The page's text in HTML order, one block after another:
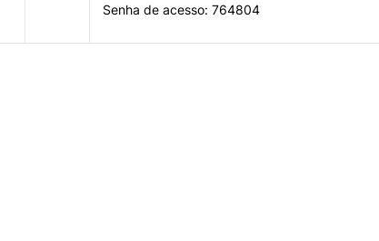
Senha de acesso: 764804